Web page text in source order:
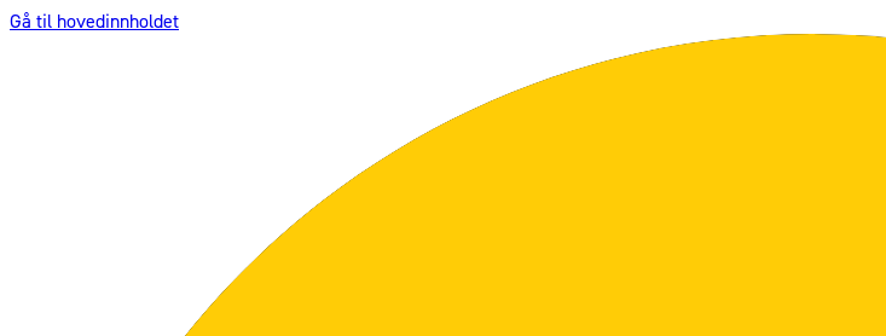
Gå til hovedinnholdet